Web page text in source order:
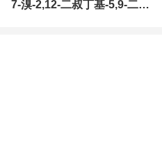
7-溴-2,12-二叔丁基-5,9-二氧